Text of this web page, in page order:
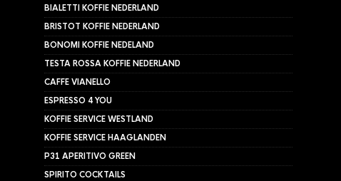
BIALETTI KOFFIE NEDERLAND
BRISTOT KOFFIE NEDERLAND
BONOMI KOFFIE NEDELAND
TESTA ROSSA KOFFIE NEDERLAND
CAFFE VIANELLO
ESPRESSO 4 YOU
KOFFIE SERVICE WESTLAND
KOFFIE SERVICE HAAGLANDEN
P31 APERITIVO GREEN
SPIRITO COCKTAILS